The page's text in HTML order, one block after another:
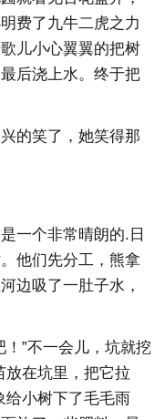
费了九牛二虎之力
儿小心翼翼的把树
后浇上水。终于把
的笑了，她笑得那
一个非常晴朗的.日
他们先分工，熊拿
边吸了一肚子水，
”不一会儿，坑就挖
放在坑里，把它拉
给小树下了毛毛雨